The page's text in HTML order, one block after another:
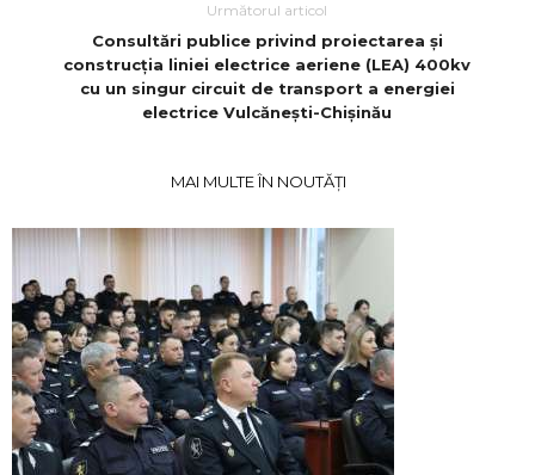
Următorul articol
Consultări publice privind proiectarea și
construcția liniei electrice aeriene (LEA) 400kv
cu un singur circuit de transport a energiei
electriceVulcănești-Chișinău
MAI MULTE ÎN NOUTĂȚI